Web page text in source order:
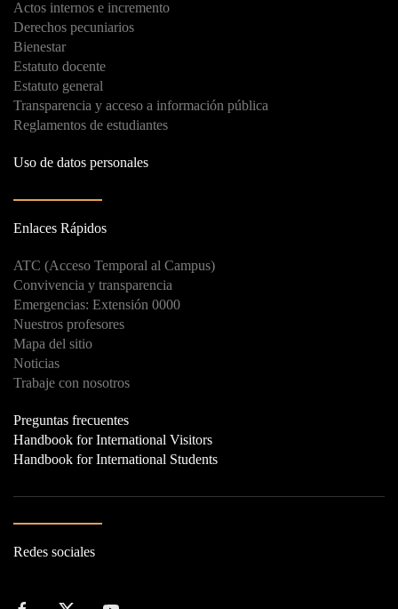
Actos internos e incremento
Derechos pecuniarios
Bienestar
Estatuto docente
Estatuto general
Transparencia y acceso a información pública
Reglamentos de estudiantes
Uso de datos personales
Enlaces Rápidos
ATC (Acceso Temporal al Campus)
Convivencia y transparencia
Emergencias: Extensión 0000
Nuestros profesores
Mapa del sitio
Noticias
Trabaje con nosotros
Preguntas frecuentes
Handbook for International Visitors
Handbook for International Students
Redes sociales